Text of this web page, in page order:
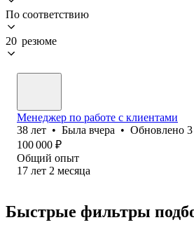
По соответствию
20 резюме
Менеджер по работе с клиентами
38 лет • Была вчера • Обновлено 3
100 000 ₽
Общий опыт
17 лет 2 месяца
Быстрые фильтры